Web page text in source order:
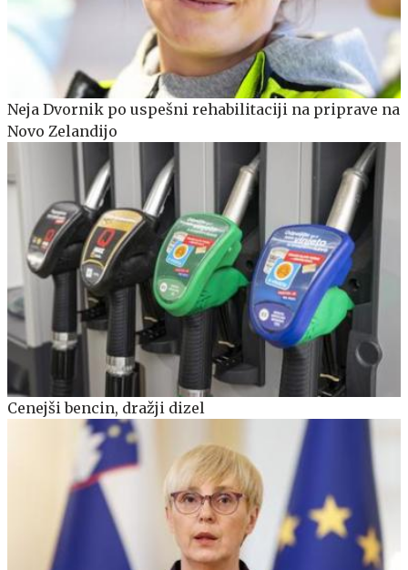
Neja Dvornik po uspešni rehabilitaciji na priprave na
Novo Zelandijo
Cenejši bencin, dražji dizel